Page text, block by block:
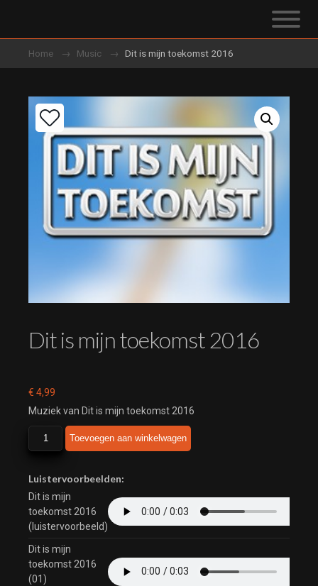
Home Music Dit is mijn toekomst 2016
Dit is mijn toekomst 2016
€ 4,99
Muziek van Dit is mijn toekomst 2016
is
toekomst
2016
aantal
Toevoegen aan winkelwagen
Luistervoorbeelden:
Dit is mijn
toekomst 2016
(luistervoorbeeld)
Dit is mijn
toekomst 2016
(01)